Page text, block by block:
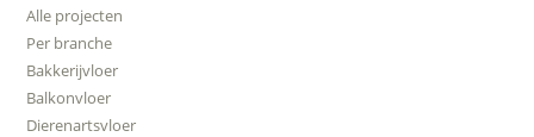
Alle projecten
Per branche
Bakkerijvloer
Balkonvloer
Dierenartsvloer